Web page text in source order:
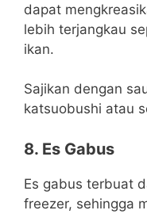
dapat
lebih terjangkau
ikan.
Sajikan dengan
katsuobushi atau
8. Es Gabus
Es gabus terbuat
freezer, sehingga